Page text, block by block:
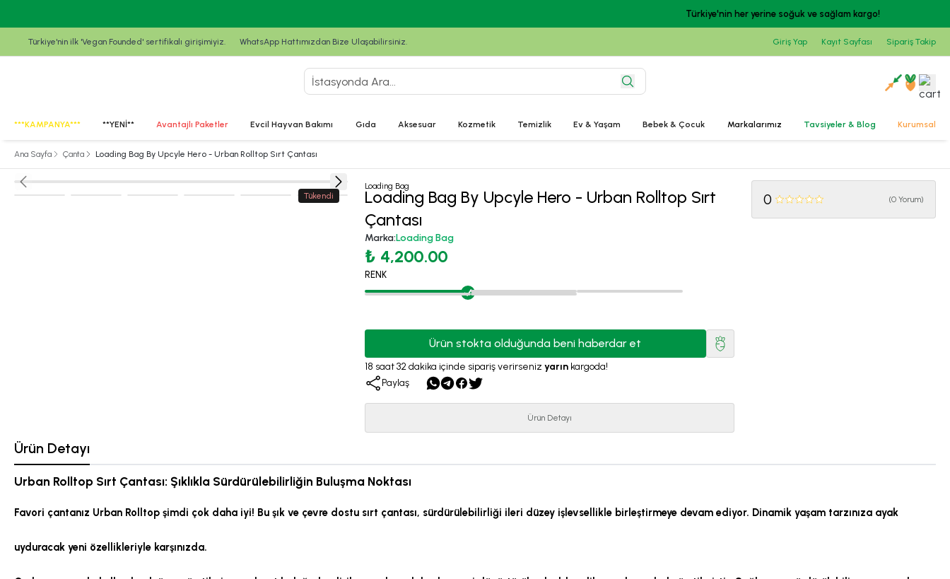
Türkiye'nin ilk 'Vegan Founded' sertifikalı girişimiyiz. WhatsApp Hattımızdan Bize Ulaşabilirsiniz. Giriş Yap Kayıt Sayfası Sipariş Takip
***KAMPANYA*** **YENİ** Avantajlı Paketler Evcil Hayvan Bakımı Gıda Aksesuar Kozmetik Temizlik Ev & Yaşam Bebek & Çocuk Markalarımız Tavsiyeler & Blog Kurumsal
Ana Sayfa Çanta Loading Bag By Upcyle Hero - Urban Rolltop Sırt Çantası
Tükendi
Loading Bag
Loading Bag By Upcyle Hero - Urban Rolltop Sırt
Çantası
Marka:Loading Bag
₺ 4,200.00
RENK
Ürün stokta olduğunda beni haberdar et
18 saat 32dakika içinde sipariş verirseniz yarınkargoda!
Paylaş
Ürün Detayı
0 (0 Yorum)
Ürün Detayı
Urban Rolltop Sırt Çantası: Şıklıkla Sürdürülebilirliğin Buluşma Noktası
Favori çantanız Urban Rolltop şimdi çok daha iyi! Bu şık ve çevre dostu sırt çantası, sürdürülebilirliği ileri düzey işlevsellikle birleştirmeye devam ediyor. Dinamik yaşam tarzınıza ayak
uyduracak yeni özellikleriyle karşınızda.